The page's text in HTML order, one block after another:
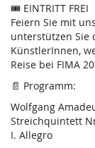
🎟️ EINTRITT FREI
Feiern Sie mit
unterstützen Sie
KünstlerInnen,
Reise bei FIMA
📄 Programm:
Wolfgang
Streichquintett
I. Allegro